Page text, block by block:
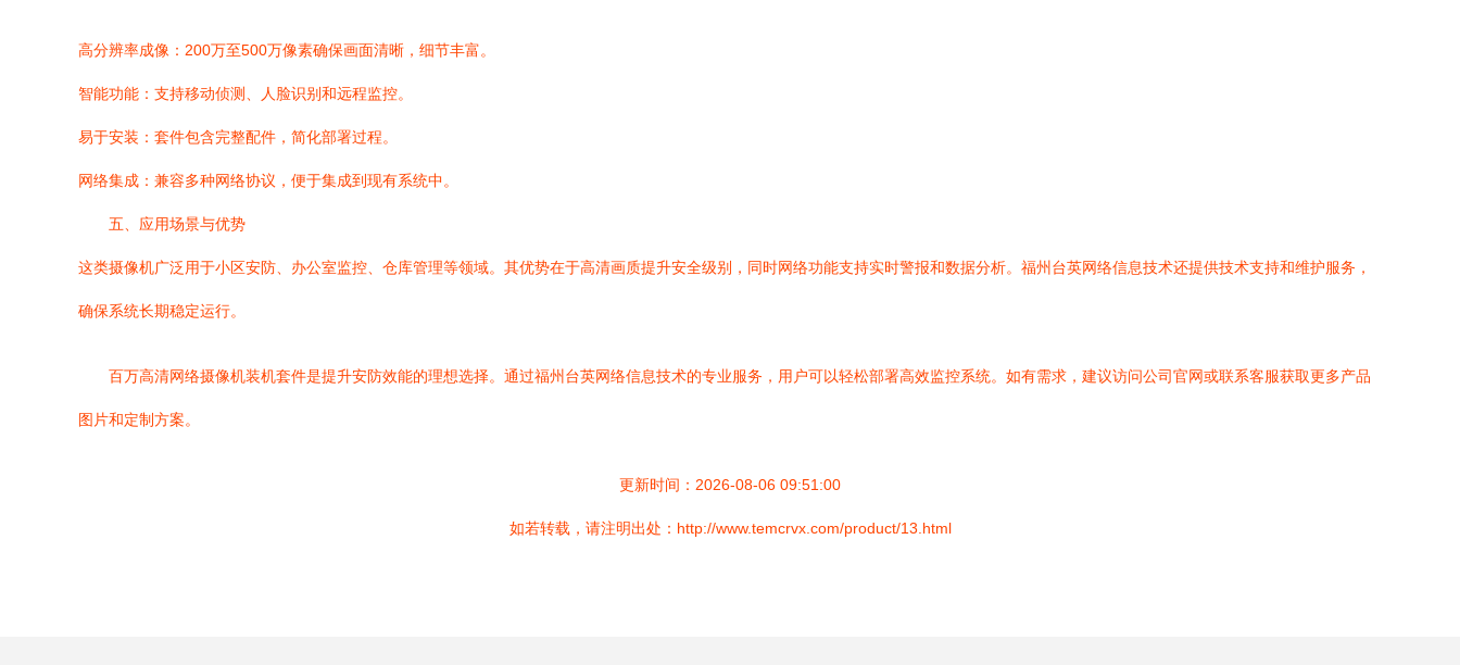
高分辨率成像：200万至500万像素确保画面清晰，细节丰富。
智能功能：支持移动侦测、人脸识别和远程监控。
易于安装：套件包含完整配件，简化部署过程。
网络集成：兼容多种网络协议，便于集成到现有系统中。
五、应用场景与优势
这类摄像机广泛用于小区安防、办公室监控、仓库管理等领域。其优势在于高清画质提升安全级别，同时网络功能支持实时警报和数据分析。福州台英网络信息技术还提供技术支持和维护服务，
确保系统长期稳定运行。
百万高清网络摄像机装机套件是提升安防效能的理想选择。通过福州台英网络信息技术的专业服务，用户可以轻松部署高效监控系统。如有需求，建议访问公司官网或联系客服获取更多产品
图片和定制方案。
更新时间：2026-08-06 09:51:00
如若转载，请注明出处：http://www.temcrvx.com/product/13.html